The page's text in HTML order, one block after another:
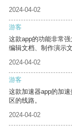
2024-04-02
游客
这款app的功能非常
编辑文档、制作演示
2024-04-02
游客
这款加速器app的加
区的线路。
2024-04-02